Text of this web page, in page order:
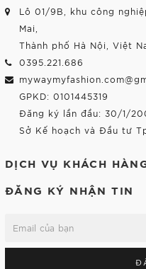
Lô 01/9B, khu công
Mai,
Thành phố Hà Nội, Việt
0395.221.686
GPKD: 0101445319
Đăng ký lần đầu: 30/1/
Sở Kế hoạch và Đầu tư
DỊCH VỤ KHÁCH
ĐĂNG KÝ NHẬN TIN